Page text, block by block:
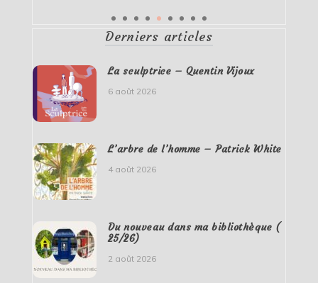
Derniers articles
La sculptrice – Quentin Vijoux
6 août 2026
L’arbre de l’homme – Patrick White
4 août 2026
Du nouveau dans ma bibliothèque (
25/26)
2 août 2026